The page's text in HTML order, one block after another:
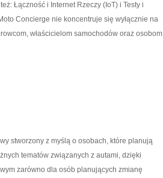
Łączność i Internet Rzeczy (IoT) i Testy i
Concierge nie koncentruje się wyłącznie na
właścicielom samochodów oraz osobom
stworzony z myślą o osobach, które planują
tematów związanych z autami, dzięki
zarówno dla osób planujących zmianę